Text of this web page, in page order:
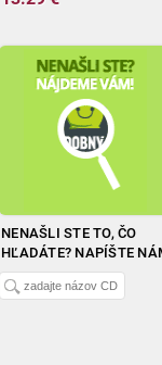
NENAŠLI STE TO, ČO
HĽADÁTE? NAPÍŠTE